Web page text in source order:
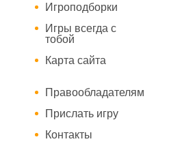
Игроподборки
Игры всегда с
тобой
Карта сайта
Правообладателям
Прислать игру
Контакты